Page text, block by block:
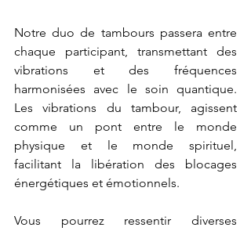
Notre duo de tambours passera entre
chaque participant, transmettant des
vibrations et des fréquences
harmonisées avec le soin quantique.
Les vibrations du tambour, agissent
comme un pont entre le monde
physique et le monde spirituel,
facilitant la libération des blocages
énergétiques et émotionnels.
Vous pourrez ressentir diverses